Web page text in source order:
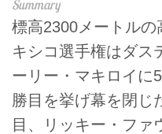
標高2300メートルの
キシコ選手権はダス
ーリー・マキロイに
勝目を挙げ幕を閉じ
目、リッキー・ファ